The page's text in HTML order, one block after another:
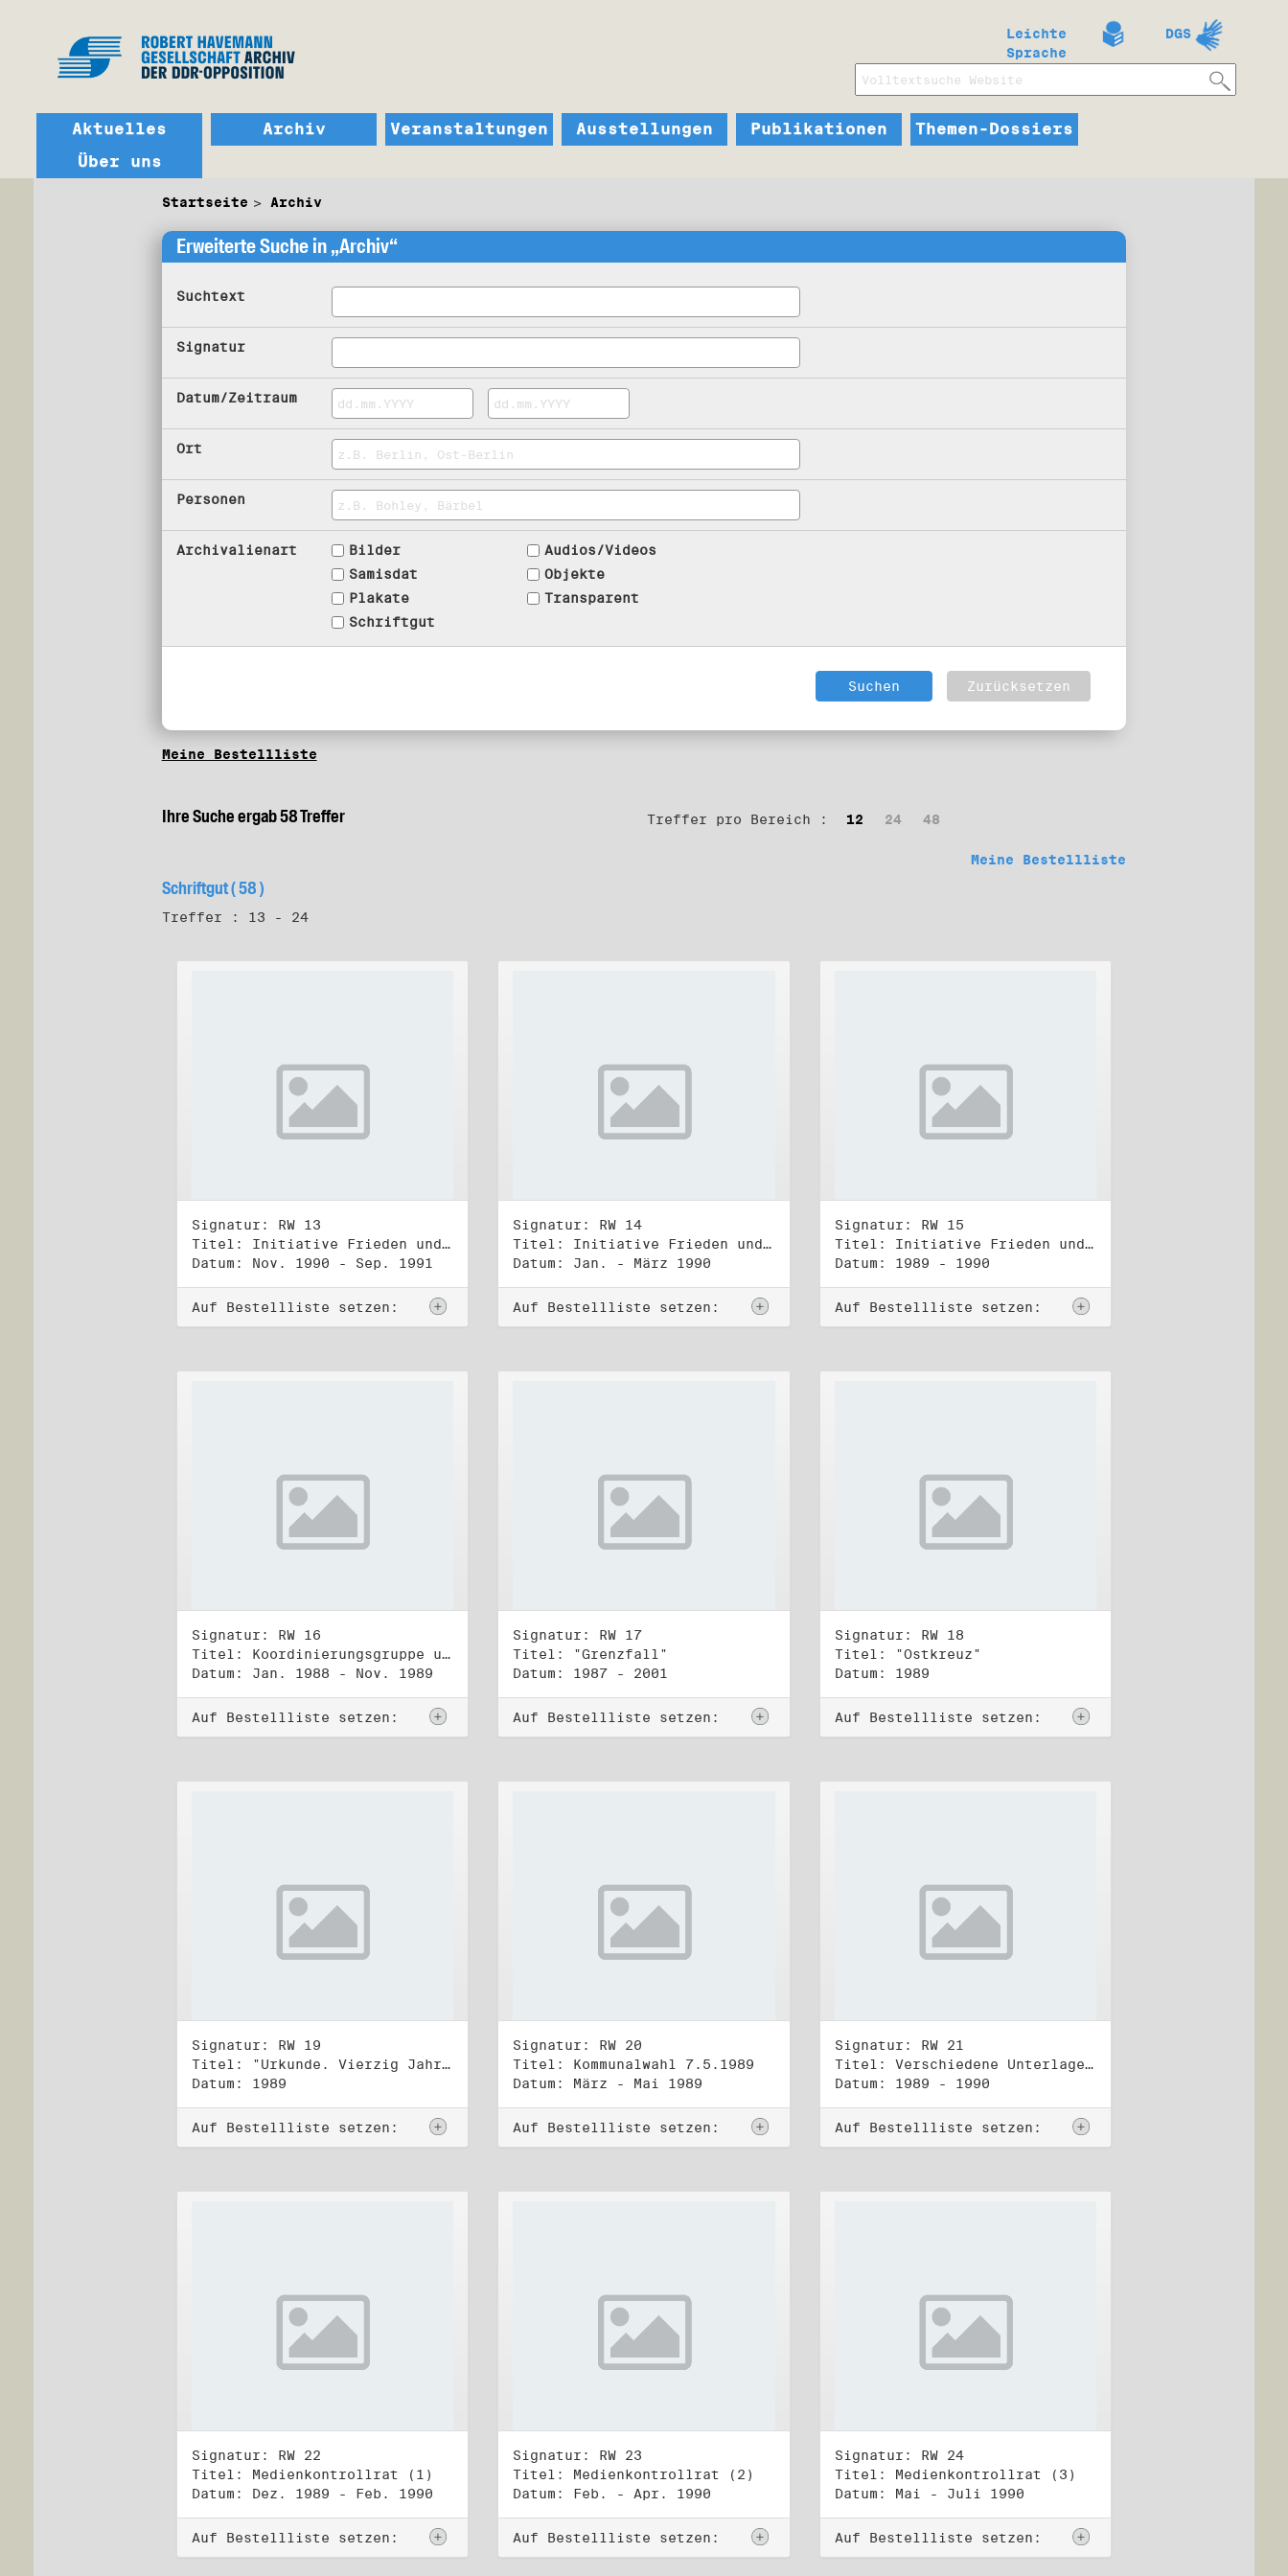
Leichte
Sprache
DGS
Aktuelles Archiv Veranstaltungen Ausstellungen Publikationen
Themen-Dossiers
Über uns
Startseite Archiv
Erweiterte Suche in „Archiv“
Suchtext
Signatur
Datum/Zeitraum
Ort
Personen
Archivalienart
Bilder
Samisdat
Plakate
Schriftgut
Audios/Videos
Objekte
Transparent
Meine Bestellliste
Ihre Suche ergab 58 Treffer Treffer pro Bereich : 12 24 48
Meine Bestellliste
Schriftgut ( 58 )
Treffer : 13 - 24
Signatur: RW 13
Titel: Initiative Frieden und Menschenrechte (3)
Datum: Nov. 1990 - Sep. 1991
Auf Bestellliste setzen:
Signatur: RW 14
Titel: Initiative Frieden und Menschenrechte, Volkskammerwahl 18.3.1990
Datum: Jan. - März 1990
Auf Bestellliste setzen:
Signatur: RW 15
Titel: Initiative Frieden und Menschenrechte, Veröffentlichungen
Datum: 1989 - 1990
Auf Bestellliste setzen:
Signatur: RW 16
Titel: Koordinierungsgruppe und Kontakttelefongruppe
Datum: Jan. 1988 - Nov. 1989
Auf Bestellliste setzen:
Signatur: RW 17
Titel: "Grenzfall"
Datum: 1987 - 2001
Auf Bestellliste setzen:
Signatur: RW 18
Titel: "Ostkreuz"
Datum: 1989
Auf Bestellliste setzen:
Signatur: RW 19
Titel: "Urkunde. Vierzig Jahre"
Datum: 1989
Auf Bestellliste setzen:
Signatur: RW 20
Titel: Kommunalwahl 7.5.1989
Datum: März - Mai 1989
Auf Bestellliste setzen:
Signatur: RW 21
Titel: Verschiedene Unterlagen, Herbst 1989 bis Herbst 1990
Datum: 1989 - 1990
Auf Bestellliste setzen:
Signatur: RW 22
Titel: Medienkontrollrat (1)
Datum: Dez. 1989 - Feb. 1990
Auf Bestellliste setzen:
Signatur: RW 23
Titel: Medienkontrollrat (2)
Datum: Feb. - Apr. 1990
Auf Bestellliste setzen:
Signatur: RW 24
Titel: Medienkontrollrat (3)
Datum: Mai - Juli 1990
Auf Bestellliste setzen: